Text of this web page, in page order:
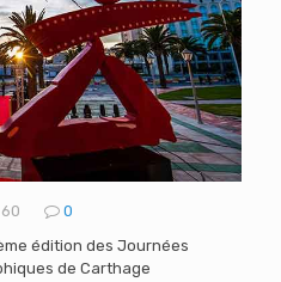
60
0
édition des Journées
de Carthage